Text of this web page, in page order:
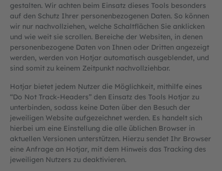
gestalten. Wir achten beim Einsatz dieses Tools besonders
auf den Schutz Ihrer personenbezogenen Daten. So können
wir nur nachvollziehen, welche Schaltflächen Sie anklicken
und wie weit sie scrollen. Bereiche der Websiten, in denen
personenbezogene Daten von Ihnen oder Dritten angezeigt
werden, werden von Hotjar automatisch ausgeblendet, und
sind somit zu keinem Zeitpunkt nachvollziehbar.
Hotjar bietet jedem Nutzer die Möglichkeit, mithilfe eines
“Do Not Track-Headers” den Einsatz des Tools Hotjar zu
unterbinden, sodass keine Daten über den Besuch der
jeweiligen Website aufgezeichnet werden. Es handelt sich
hierbei um eine Einstellung die alle üblichen Browser in
aktuellen Versionen unterstützen. Hierzu sendet Ihr Browser
eine Anfrage an Hotjar, mit dem Hinweis das Tracking des
jeweiligen Nutzers zu deaktivieren.